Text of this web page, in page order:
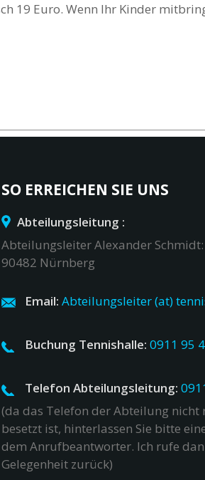
19 Euro. Wenn Ihr Kinder
SO ERREICHEN SIE UNS
Abteilungsleitung :
Abteilungsleiter Alexander
90482 Nürnberg
Email: Abteilungsleiter (at)
Buchung Tennishalle: 0911 95
Telefon Abteilungsleitung:
(da das Telefon der Abteilung nicht
besetzt ist, hinterlassen Sie bitte
dem Anrufbeantworter. Ich rufe
Gelegenheit zurück)